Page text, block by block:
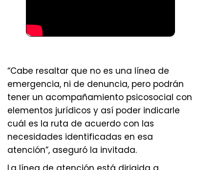
“Cabe resaltar que no es una línea de
emergencia, ni de denuncia, pero podrán
tener un acompañamiento psicosocial con
elementos jurídicos y así poder indicarle
cuál es la ruta de acuerdo con las
necesidades identificadas en esa
atención”, aseguró la invitada.